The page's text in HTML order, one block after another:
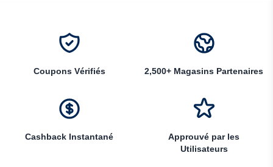
Coupons Vérifiés 2,500+ Magasins Partenaires
Cashback Instantané
Approuvé par les
Utilisateurs